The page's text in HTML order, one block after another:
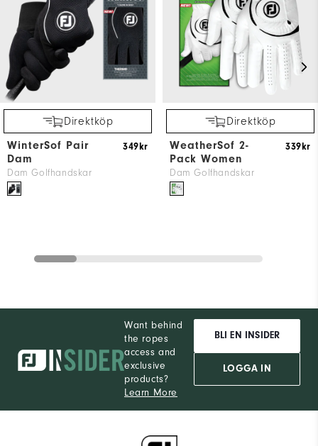
Direktköp
WinterSof Pair
Dam
Dam Golfhandskar
349kr
Direktköp
WeatherSof 2-
Pack Women
Dam Golfhandskar
339kr
Want behind
the ropes
access and
exclusive
products?
Learn More
BLI EN INSIDER
LOGGA IN